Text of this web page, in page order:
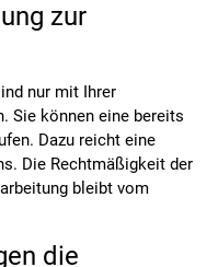
zur
nur mit Ihrer
Sie können eine bereits
Dazu reicht eine
Die Rechtmäßigkeit der
bleibt vom
die